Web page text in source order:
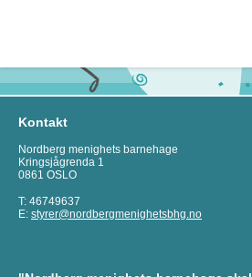
Kontakt
Nordberg menighets barnehage
Kringsjågrenda 1
0861 OSLO
T: 46749637
E: styrer@nordbergmenighetsbhg.no